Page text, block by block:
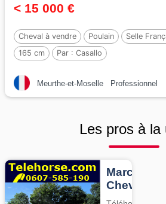
< 15 000 €
Cheval à vendre Poulain Selle
165 cm
Par : Casallo
Meurthe-et-Moselle Professionnel
Les pros à la
Marcheurs
Chevaux